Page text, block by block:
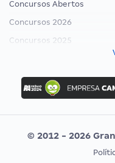
Concursos Abertos
Concursos 2026
Concursos 2025
Concurso Ibama
Concurso MPU
Editais publicados
CONCURSOS POR
© 2012 - 2026